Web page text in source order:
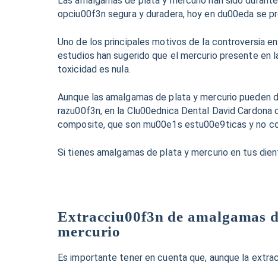
opciu00f3n segura y duradera, hoy en du00eda
Uno de los principales motivos de la controversia
estudios han sugerido que el mercurio presente en
toxicidad es nula.
Aunque las amalgamas de plata y mercurio
razu00f3n, en la Clu00ednica Dental David
composite, que son mu00e1s estu00e9ticas y no
Si tienes amalgamas de plata y mercurio en tus
Extracciu00f3n de amalgamas
mercurio
Es importante tener en cuenta que, aunque la